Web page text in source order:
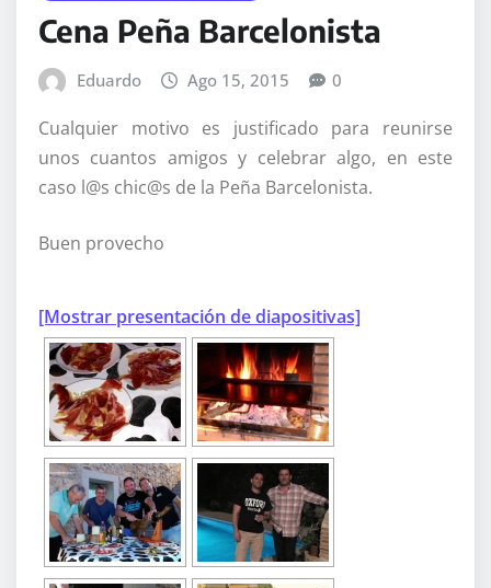
Cena Peña Barcelonista
Eduardo Ago 15, 2015 0
Cualquier motivo es justificado para reunirse
unos cuantos amigos y celebrar algo, en este
caso l@s chic@s de la Peña Barcelonista.
Buen provecho
[Mostrar presentación de diapositivas]